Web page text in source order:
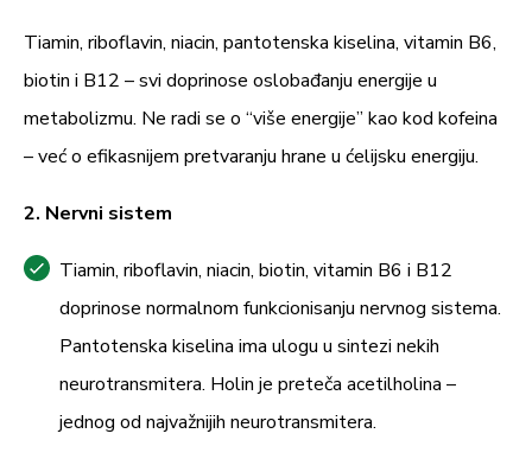
Tiamin, riboflavin, niacin, pantotenska kiselina, vitamin B6,
biotin i B12 – svi doprinose oslobađanju energije u
metabolizmu. Ne radi se o “više energije” kao kod kofeina
– već o efikasnijem pretvaranju hrane u ćelijsku energiju.
2. Nervni sistem
Tiamin, riboflavin, niacin, biotin, vitamin B6 i B12
doprinose normalnom funkcionisanju nervnog sistema.
Pantotenska kiselina ima ulogu u sintezi nekih
neurotransmitera. Holin je preteča acetilholina –
jednog od najvažnijih neurotransmitera.